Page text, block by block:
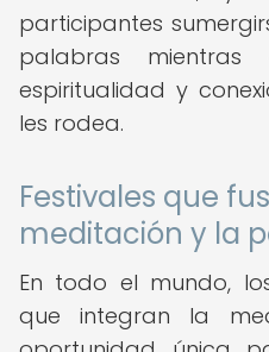
participantes
palabras mientras
espiritualidad y
les rodea.
Festivales que
meditación y la
En todo el mundo,
que integran la